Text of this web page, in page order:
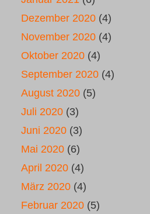
Dezember 2020 (4)
November 2020 (4)
Oktober 2020 (4)
September 2020 (4)
August 2020 (5)
Juli 2020 (3)
Juni 2020 (3)
Mai 2020 (6)
April 2020 (4)
März 2020 (4)
Februar 2020 (5)